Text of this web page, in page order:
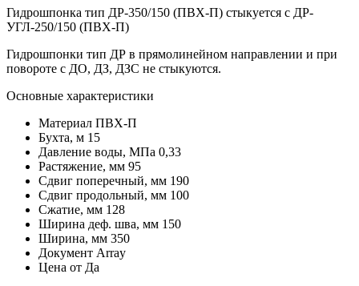
Гидрошпонка тип ДР-350/150 (ПВХ-П) стыкуется с ДР-
УГЛ-250/150 (ПВХ-П)
Гидрошпонки тип ДР в прямолинейном направлении и при
повороте с ДО, ДЗ, ДЗС не стыкуются.
Основные характеристики
Материал ПВХ-П
Бухта, м 15
Давление воды, МПа 0,33
Растяжение, мм 95
Сдвиг поперечный, мм 190
Сдвиг продольный, мм 100
Сжатие, мм 128
Ширина деф. шва, мм 150
Ширина, мм 350
Документ Array
Цена от Да